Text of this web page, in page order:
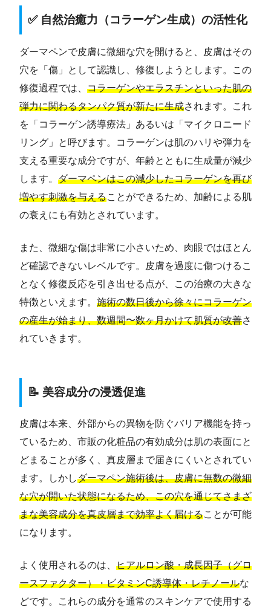
✅ 自然治癒力（コラーゲン生成）の活性化
ダーマペンで皮膚に微細な穴を開けると、皮膚はその
穴を「傷」として認識し、修復しようとします。この
修復過程では、 コラーゲンやエラスチンといった肌の
弾力に関わるタンパク質が新たに生成されます。これ
を「コラーゲン誘導療法」あるいは「マイクロニード
リング」と呼びます。コラーゲンは肌のハリや弾力を
支える重要な成分ですが、年齢とともに生成量が減少
します。 ダーマペンはこの減少したコラーゲンを再び
増やす刺激を与えることができるため、加齢による肌
の衰えにも有効とされています。
また、微細な傷は非常に小さいため、肉眼ではほとん
ど確認できないレベルです。皮膚を過度に傷つけるこ
となく修復反応を引き出せる点が、この治療の大きな
特徴といえます。 施術の数日後から徐々にコラーゲン
の産生が始まり、数週間〜数ヶ月かけて肌質が改善さ
れていきます。
📝 美容成分の浸透促進
皮膚は本来、外部からの異物を防ぐバリア機能を持っ
ているため、市販の化粧品の有効成分は肌の表面にと
どまることが多く、真皮層まで届きにくいとされてい
ます。しかしダーマペン施術後は、皮膚に無数の微細
な穴が開いた状態になるため、この穴を通じてさまざ
まな美容成分を真皮層まで効率よく届けることが可能
になります。
よく使用されるのは、 ヒアルロン酸・成長因子（グロ
ースファクター）・ビタミンC誘導体・レチノールな
どです。これらの成分を通常のスキンケアで使用する